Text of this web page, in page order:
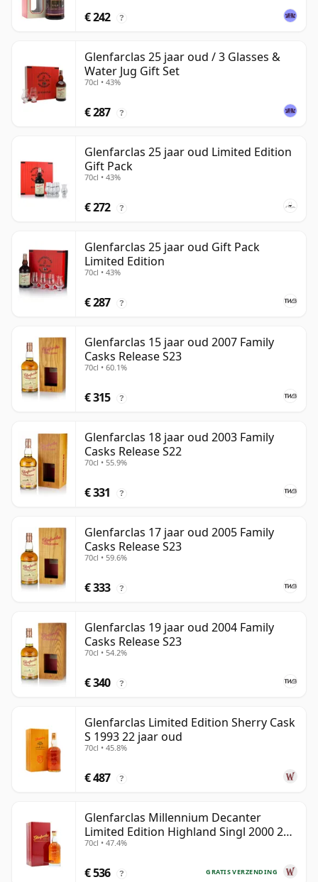
€ 242 ?
Glenfarclas 25 jaar oud / 3 Glasses &
Water Jug Gift Set
70cl • 43%
€ 287 ?
Glenfarclas 25 jaar oud Limited Edition
Gift Pack
70cl • 43%
€ 272 ?
Glenfarclas 25 jaar oud Gift Pack
Limited Edition
70cl • 43%
€ 287 ?
Glenfarclas 15 jaar oud 2007 Family
Casks Release S23
70cl • 60.1%
€ 315 ?
Glenfarclas 18 jaar oud 2003 Family
Casks Release S22
70cl • 55.9%
€ 331 ?
Glenfarclas 17 jaar oud 2005 Family
Casks Release S23
70cl • 59.6%
€ 333 ?
Glenfarclas 19 jaar oud 2004 Family
Casks Release S23
70cl • 54.2%
€ 340 ?
Glenfarclas Limited Edition Sherry Cask
S 1993 22 jaar oud
70cl • 45.8%
€ 487 ?
Glenfarclas Millennium Decanter
Limited Edition Highland Singl 2000 24
jaar oud
70cl • 47.4%
GRATIS VERZENDING
€ 536 ?